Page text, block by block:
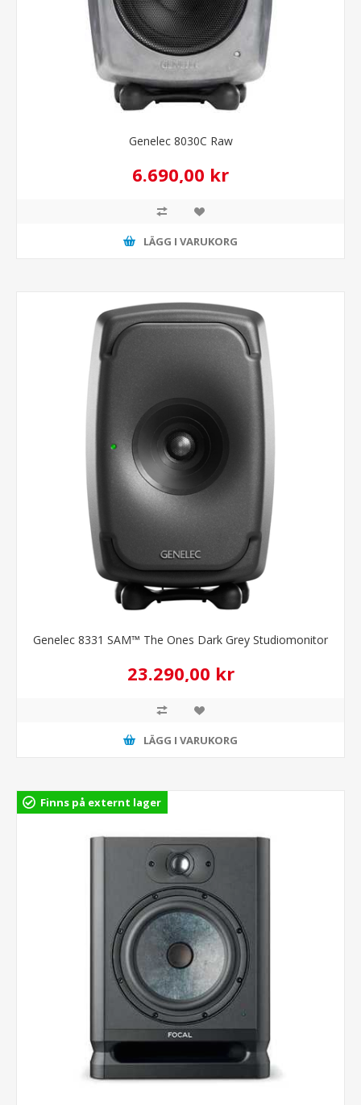
Genelec 8030C Raw
6.690,00 kr
LÄGG I VARUKORG
Genelec 8331 SAM™ The Ones Dark Grey Studiomonitor
23.290,00 kr
LÄGG I VARUKORG
Finns på externt lager